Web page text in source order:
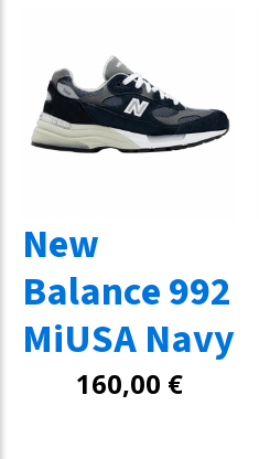
New
Balance 992
MiUSA Navy
160,00 €